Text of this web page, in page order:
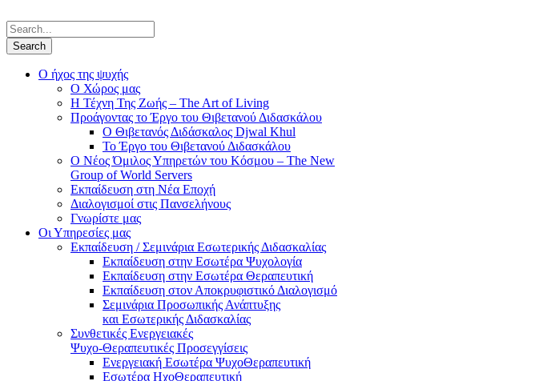
Ο ήχος της ψυχής
Ο Χώρος μας
Η Τέχνη Της Ζωής – The Art of Living
Προάγοντας το Έργο του Θιβετανού Διδασκάλου
Ο Θιβετανός Διδάσκαλος Djwal Khul
Το Έργο του Θιβετανού Διδασκάλου
Ο Νέος Όμιλος Υπηρετών του Κόσμου – The New
Group of World Servers
Εκπαίδευση στη Νέα Εποχή
Διαλογισμοί στις Πανσελήνους
Γνωρίστε μας
Οι Υπηρεσίες μας
Εκπαίδευση / Σεμινάρια Εσωτερικής Διδασκαλίας
Εκπαίδευση στην Εσωτέρα Ψυχολογία
Εκπαίδευση στην Εσωτέρα Θεραπευτική
Εκπαίδευση στον Αποκρυφιστικό Διαλογισμό
Σεμινάρια Προσωπικής Ανάπτυξης
και Εσωτερικής Διδασκαλίας
Συνθετικές Ενεργειακές
Ψυχο-Θεραπευτικές Προσεγγίσεις
Ενεργειακή Εσωτέρα ΨυχοΘεραπευτική
Εσωτέρα ΗχοΘεραπευτική